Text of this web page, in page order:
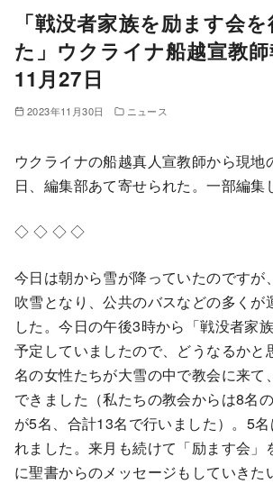
「戦没者家族を励ます会
た」ウクライナ船越宣教
11月27日
2023年11月30日 ニュース
ウクライナの船越真人宣教師から現地
日、編集部あて寄せられた。一部編集
◇ ◇ ◇ ◇
今日は朝から雪が降っていたのですが
吹雪となり、公共のバスなどの多くが
した。今日の午後3時から「戦没者家
予定していましたので、どうなるかと
名の女性たちが大雪の中で教会に来て
できました（私たちの教会からは8名
が5名、合計13名で行いました）。5名
れました。来月も続けて「励ます会」
に聖書からのメッセージもしていきた